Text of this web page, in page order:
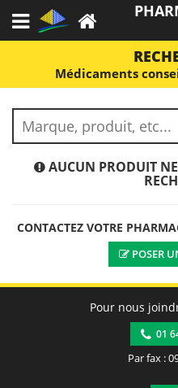
Médicaments
AUCUN PRODUIT
CONTACTEZ VOTRE
POSER
Pour nous
01
Par fax :